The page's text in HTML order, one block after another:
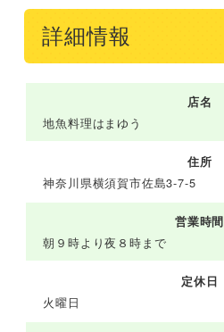
詳細情報
店名
地魚料理はまゆう
住所
神奈川県横須賀市佐島3-7-5
営業時間
朝９時より夜８時まで
定休日
火曜日